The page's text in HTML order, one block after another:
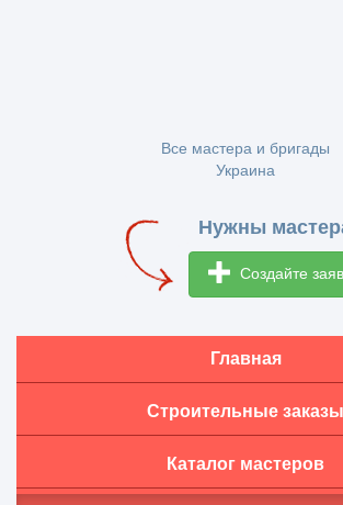
Все мастера и бригады
Украина
Нужны
Создайте
Главная
Строительные заказы
Каталог мастеров